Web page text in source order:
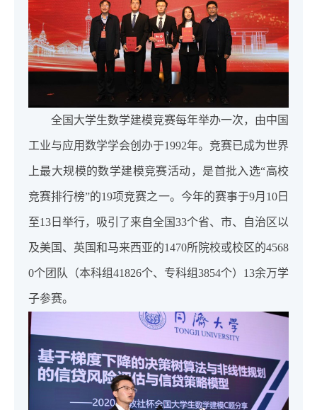
全国大学生数学建模竞赛每年举办一次，由中国
工业与应用数学学会创办于1992年。竞赛已成为世界
上最大规模的数学建模竞赛活动，是首批入选“高校
竞赛排行榜”的19项竞赛之一。今年的赛事于9月10日
至13日举行，吸引了来自全国33个省、市、自治区以
及美国、英国和马来西亚的1470所院校或校区的4568
0个团队（本科组41826个、专科组3854个）13余万学
子参赛。